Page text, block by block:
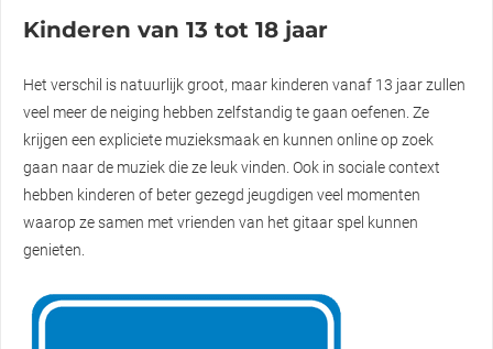
Kinderen van 13 tot 18 jaar
Het verschil is natuurlijk groot, maar kinderen vanaf 13 jaar zullen
veel meer de neiging hebben zelfstandig te gaan oefenen. Ze
krijgen een expliciete muzieksmaak en kunnen online op zoek
gaan naar de muziek die ze leuk vinden. Ook in sociale context
hebben kinderen of beter gezegd jeugdigen veel momenten
waarop ze samen met vrienden van het gitaar spel kunnen
genieten.